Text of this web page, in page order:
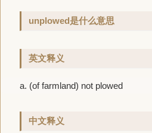
unplowed是什么意思
英文释义
a. (of farmland) not plowed
中文释义